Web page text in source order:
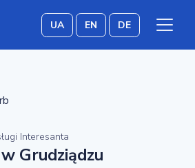
UA EN DE
Interesanta
Grudziądzu